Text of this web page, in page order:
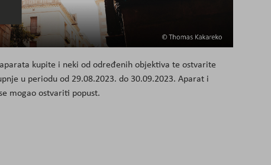
kupite i neki od određenih objektiva te ostvarite
u periodu od 29.08.2023. do 30.09.2023. Aparat i
mogao ostvariti popust.